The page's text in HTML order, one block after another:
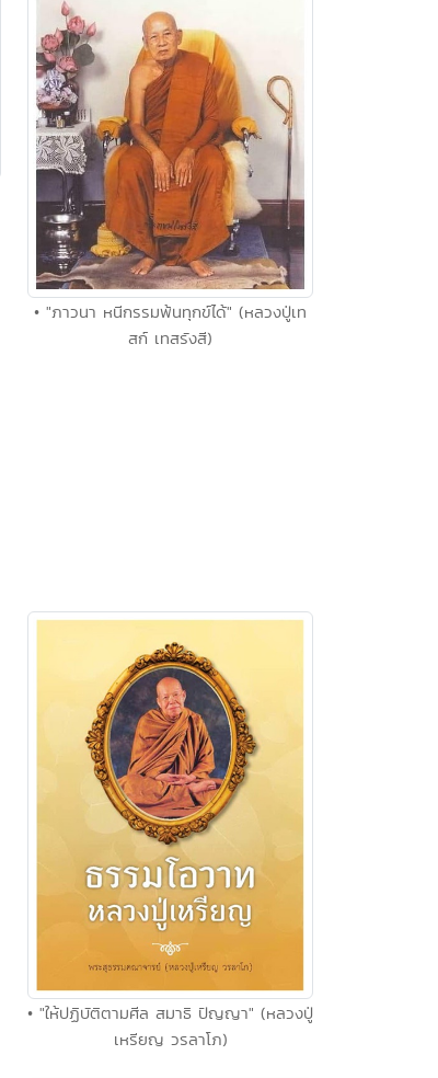
• "ภาวนา หนีกรรมพ้นทุกข์ได้" (หลวงปู่เท
สก์ เทสรังสี)
• "ให้ปฏิบัติตามศีล สมาธิ ปัญญา" (หลวงปู่
เหรียญ วรลาโภ)